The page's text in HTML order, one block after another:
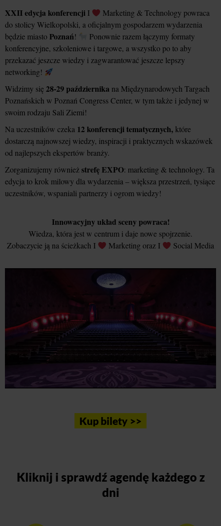
XXII edycja konferencji I
Marketing & Technology powraca
do stolicy Wielkopolski, a oficjalnym gospodarzem wydarzenia
będzie miasto Poznań!
Ponownie razem łączymy formaty
konferencyjne, szkoleniowe i targowe, a wszystko po to aby
przekazać jeszcze wiedzy i zagwarantować jeszcze lepszy
networking!
Widzimy się28-29 października na Międzynarodowych Targach
Poznańskich w Poznań Congress Center, w tym także i jedynej w
swoim rodzaju Sali Ziemi!
Na uczestników czeka 12 konferencji tematycznych, które
dostarczą najnowszej wiedzy, inspiracji i praktycznych wskazówek
od najlepszych ekspertów branży.
Zorganizujemy równieżstrefę EXPO: marketing & technology. Ta
edycja to krok milowy dla wydarzenia – większa przestrzeń, tysiące
uczestników, wspaniali partnerzy i ogrom wiedzy!
Innowacyjny układ sceny powraca!
Wiedza, która jest w centrum i daje nowe spojrzenie.
Zobaczycie ją na ścieżkach I
Marketing oraz I Social Media
Kup bilety >>
Kliknij i sprawdź agendę każdego z
dni